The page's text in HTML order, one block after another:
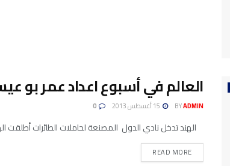
العالم في أسبوع اعداد عمر بو
BYADMIN
الهند تدخل نادي الدول المصنعة لحاملات الطائرات أطلقت
READ MORE